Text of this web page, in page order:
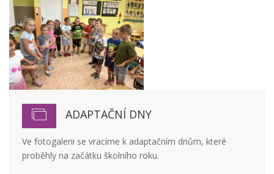
ADAPTAČNÍ DNY
Ve fotogalerii se vracíme k adaptačním dnům, které
proběhly na začátku školního roku.